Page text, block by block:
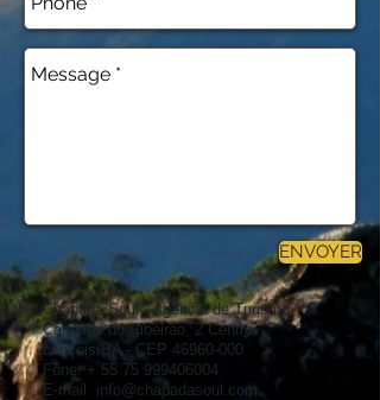
ENVOYER
Chapada Soul - Agência de Turismo
Caminho do Ribeirão, 2 Centro
Lençóis/BA - CEP 46960-000
Fone: + 55 75 999406004
E-mail: info@chapadasoul.com